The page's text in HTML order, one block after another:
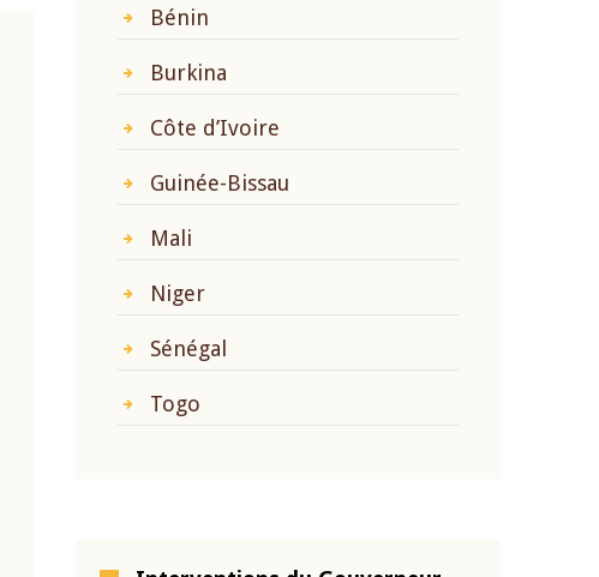
Bénin
Burkina
Côte d’Ivoire
Guinée-Bissau
Mali
Niger
Sénégal
Togo